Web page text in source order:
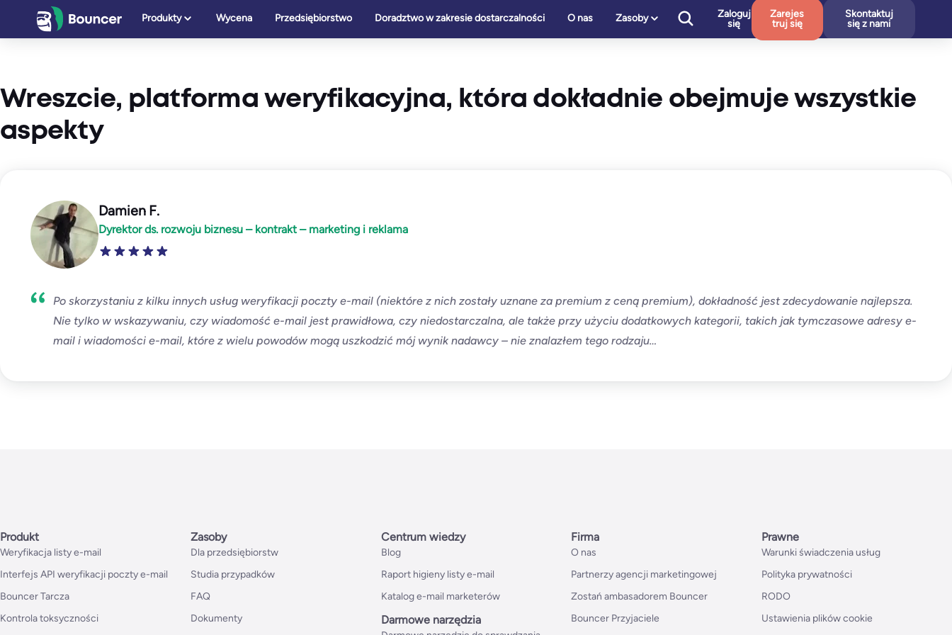
Produkty Wycena Przedsiębiorstwo Doradztwo w zakresie dostarczalności O nas Zasoby
Zaloguj
się
Zarejes
truj się
Skontaktuj
się z nami
Wreszcie, platforma weryfikacyjna, która dokładnie obejmuje wszystkie
aspekty
Damien F.
Dyrektor ds. rozwoju biznesu – kontrakt – marketing i reklama
Po skorzystaniu z kilku innych usług weryfikacji poczty e-mail (niektóre z nich zostały uznane za premium z ceną premium), dokładność jest zdecydowanie najlepsza.
Nie tylko w wskazywaniu, czy wiadomość e-mail jest prawidłowa, czy niedostarczalna, ale także przy użyciu dodatkowych kategorii, takich jak tymczasowe adresy e-
mail i wiadomości e-mail, które z wielu powodów mogą uszkodzić mój wynik nadawcy – nie znalazłem tego rodzaju…
Produkt
Weryfikacja listy e-mail
Interfejs API weryfikacji poczty e-mail
Bouncer Tarcza
Kontrola toksyczności
Zasoby
Dla przedsiębiorstw
Studia przypadków
FAQ
Dokumenty
Centrum wiedzy
Blog
Raport higieny listy e-mail
Katalog e-mail marketerów
Darmowe narzędzia
Firma
O nas
Partnerzy agencji marketingowej
Zostań ambasadorem Bouncer
Bouncer Przyjaciele
Prawne
Warunki świadczenia usług
Polityka prywatności
RODO
Ustawienia plików cookie